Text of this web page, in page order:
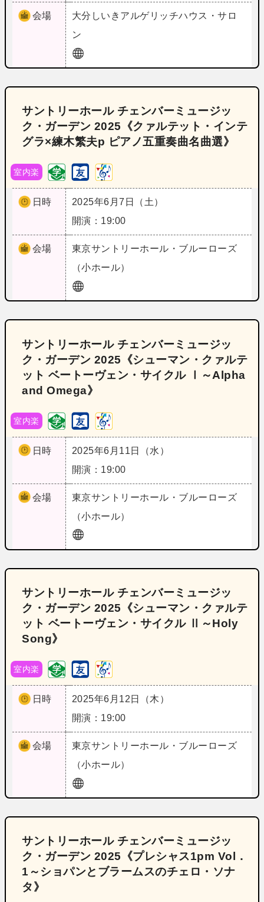
会場 大分 しいきアルゲリッチハウス・サロ
ン
サントリーホール チェンバーミュージッ
ク・ガーデン 2025《クァルテット・インテ
グラ×練木繁夫p ピアノ五重奏曲名曲選》
室内楽
日時
2025年6月7日（土）
開演：19:00
会場 東京サントリーホール・ブルーローズ
（小ホール）
サントリーホール チェンバーミュージッ
ク・ガーデン 2025《シューマン・クァルテ
ット ベートーヴェン・サイクル Ⅰ～Alpha
and Omega》
室内楽
日時
2025年6月11日（水）
開演：19:00
会場 東京サントリーホール・ブルーローズ
（小ホール）
サントリーホール チェンバーミュージッ
ク・ガーデン 2025《シューマン・クァルテ
ット ベートーヴェン・サイクル Ⅱ～Holy
Song》
室内楽
日時
2025年6月12日（木）
開演：19:00
会場 東京サントリーホール・ブルーローズ
（小ホール）
サントリーホール チェンバーミュージッ
ク・ガーデン 2025《プレシャス1pm Vol．
1～ショパンとブラームスのチェロ・ソナ
タ》